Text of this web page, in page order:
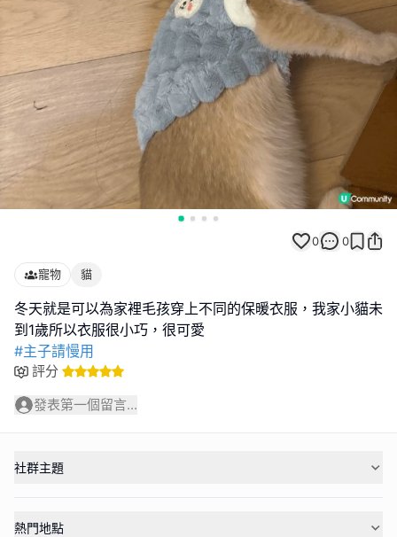
0 0
寵物 貓
冬天就是可以為家裡毛孩穿上不同的保暖衣服，我家小貓未
#主子請慢用
評分
發表第一個留言...
社群主題
熱門地點